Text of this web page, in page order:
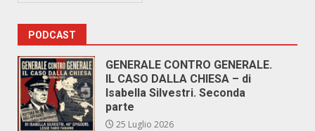
PODCAST
GENERALE CONTRO GENERALE.
IL CASO DALLA CHIESA – di
Isabella Silvestri. Seconda
parte
25 Luglio 2026